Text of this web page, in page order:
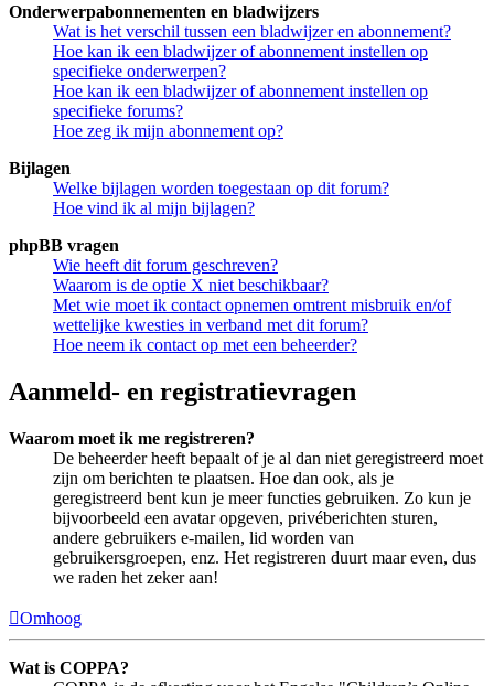
Onderwerpabonnementen en bladwijzers
Wat is het verschil tussen een bladwijzer en abonnement?
Hoe kan ik een bladwijzer of abonnement instellen op
specifieke onderwerpen?
Hoe kan ik een bladwijzer of abonnement instellen op
specifieke forums?
Hoe zeg ik mijn abonnement op?
Bijlagen
Welke bijlagen worden toegestaan op dit forum?
Hoe vind ik al mijn bijlagen?
phpBB vragen
Wie heeft dit forum geschreven?
Waarom is de optie X niet beschikbaar?
Met wie moet ik contact opnemen omtrent misbruik en/of
wettelijke kwesties in verband met dit forum?
Hoe neem ik contact op met een beheerder?
Aanmeld- en registratievragen
Waarom moet ik me registreren?
De beheerder heeft bepaalt of je al dan niet geregistreerd moet
zijn om berichten te plaatsen. Hoe dan ook, als je
geregistreerd bent kun je meer functies gebruiken. Zo kun je
bijvoorbeeld een avatar opgeven, privéberichten sturen,
andere gebruikers e-mailen, lid worden van
gebruikersgroepen, enz. Het registreren duurt maar even, dus
we raden het zeker aan!
Omhoog
Wat is COPPA?